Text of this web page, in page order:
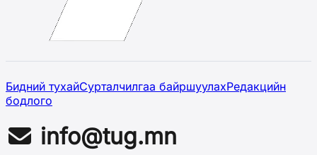
Бидний тухайСурталчилгаа байршуулахРедакцийн
бодлого
info@tug.mn